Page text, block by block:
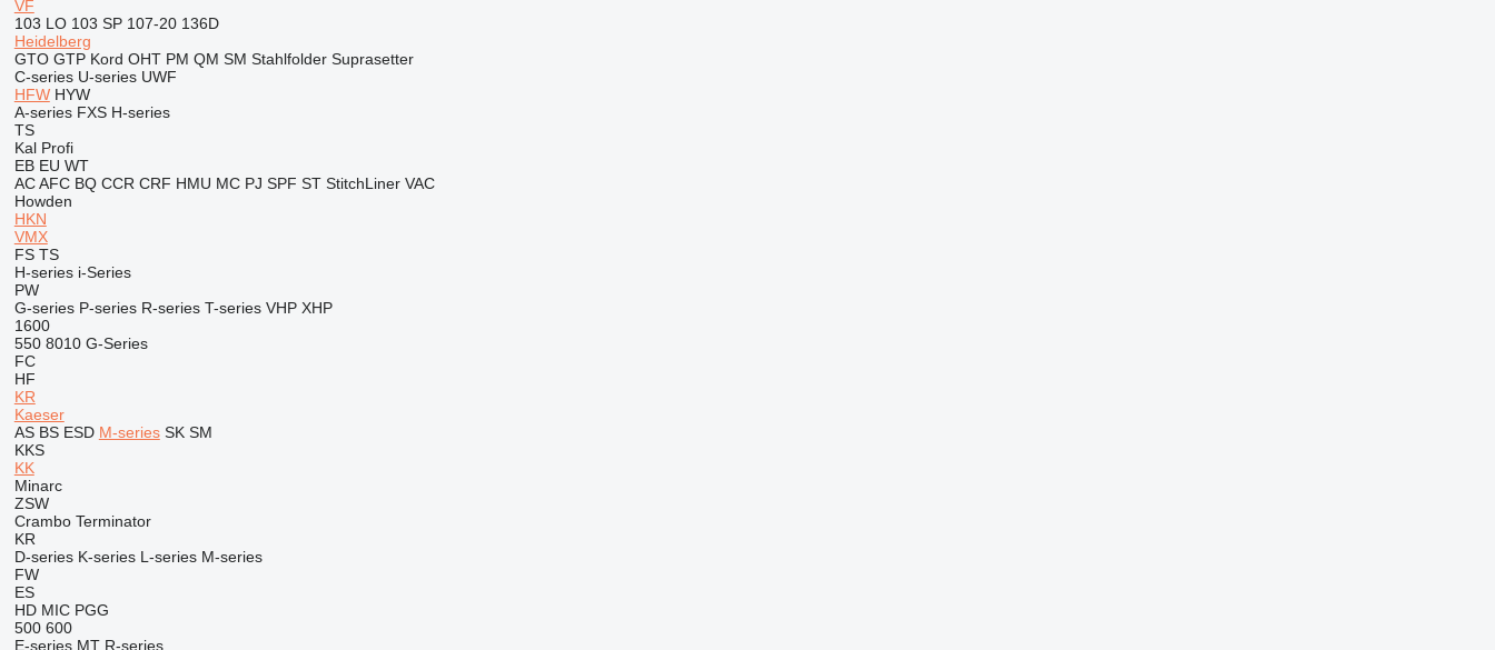
VF
103 LO 103 SP 107-20 136D
Heidelberg
GTO GTP Kord OHT PM QM SM Stahlfolder Suprasetter
C-series U-series UWF
HFW HYW
A-series FXS H-series
TS
Kal Profi
EB EU WT
AC AFC BQ CCR CRF HMU MC PJ SPF ST StitchLiner VAC
Howden
HKN
VMX
FS TS
H-series i-Series
PW
G-series P-series R-series T-series VHP XHP
1600
550 8010 G-Series
FC
HF
KR
Kaeser
AS BS ESD M-series SK SM
KKS
KK
Minarc
ZSW
Crambo Terminator
KR
D-series K-series L-series M-series
FW
ES
HD MIC PGG
500 600
E-series MT R-series